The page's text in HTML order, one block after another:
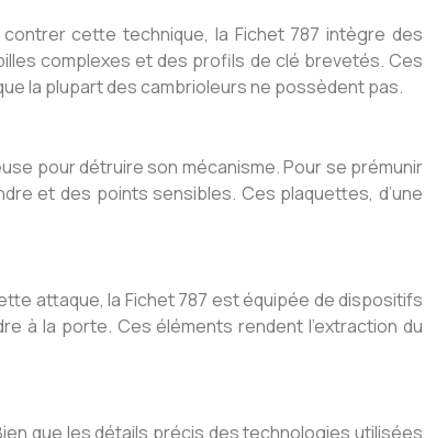
cette technique, la Fichet 787 intègre des
complexes et des profils de clé brevetés. Ces
la plupart des cambrioleurs ne possèdent pas.
pour détruire son mécanisme. Pour se prémunir
et des points sensibles. Ces plaquettes, d’une
attaque, la Fichet 787 est équipée de dispositifs
à la porte. Ces éléments rendent l’extraction du
que les détails précis des technologies utilisées